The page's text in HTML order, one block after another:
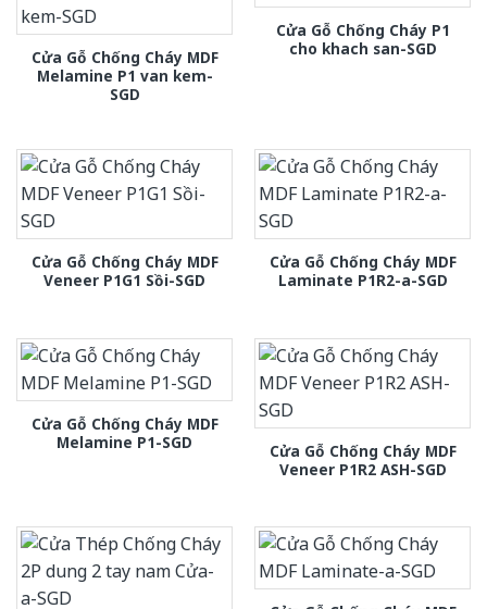
Cửa Gỗ Chống Cháy MDF
Melamine P1 van kem-
SGD
Cửa Gỗ Chống Cháy P1
cho khach san-SGD
Cửa Gỗ Chống Cháy MDF
Veneer P1G1 Sồi-SGD
Cửa Gỗ Chống Cháy MDF
Laminate P1R2-a-SGD
Cửa Gỗ Chống Cháy MDF
Melamine P1-SGD
Cửa Gỗ Chống Cháy MDF
Veneer P1R2 ASH-SGD